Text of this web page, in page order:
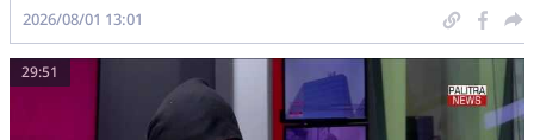
2026/08/01 13:01
29:51